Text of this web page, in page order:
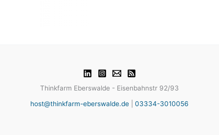
Thinkfarm Eberswalde - Eisenbahnstr 92/93
host@thinkfarm-eberswalde.de
03334-3010056